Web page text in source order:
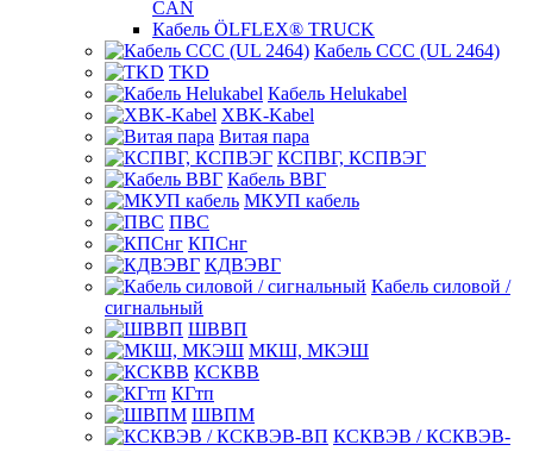
CAN
Кабель ÖLFLEX® TRUCK
Кабель CCC (UL 2464)
TKD
Кабель Helukabel
XBK-Kabel
Витая пара
КСПВГ, КСПВЭГ
Кабель ВВГ
МКУП кабель
ПВС
КПСнг
КДВЭВГ
Кабель силовой /
сигнальный
ШВВП
МКШ, МКЭШ
КСКВВ
КГтп
ШВПМ
КСКВЭВ / КСКВЭВ-